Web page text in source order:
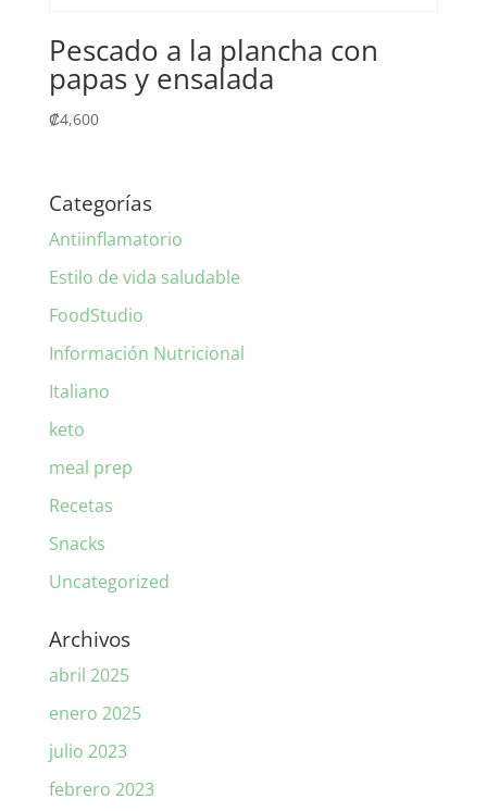
Pescado a la plancha con
papas y ensalada
₡4,600
Categorías
Antiinflamatorio
Estilo de vida saludable
FoodStudio
Información Nutricional
Italiano
keto
meal prep
Recetas
Snacks
Uncategorized
Archivos
abril 2025
enero 2025
julio 2023
febrero 2023